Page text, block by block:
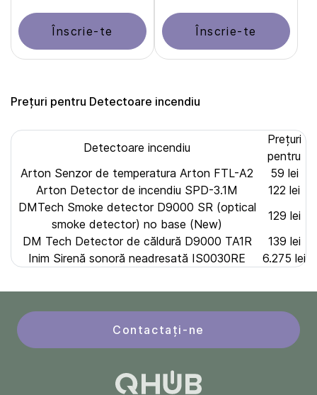
Înscrie-te Înscrie-te
Prețuri pentru Detectoare incendiu
Detectoare incendiu
Prețuri
pentru
Arton Senzor de temperatura Arton FTL-A2
59 lei
Arton Detector de incendiu SPD-3.1M
122 lei
DMTech Smoke detector D9000 SR (optical
smoke detector) no base (New)
129 lei
DM Tech Detector de căldură D9000 TA1R
139 lei
Inim Sirenă sonoră neadresată IS0030RE
6.275 lei
Contactați-ne